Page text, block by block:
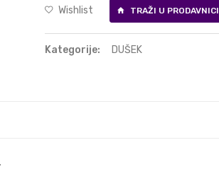
Wishlist TRAŽI U PRODAVNICI
Kategorije: DUŠEK